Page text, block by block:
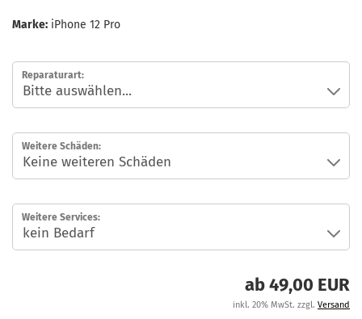
Marke: iPhone 12 Pro
Reparaturart:
Weitere Schäden:
Weitere Services:
ab 49,00 EUR
inkl. 20% MwSt. zzgl. Versand